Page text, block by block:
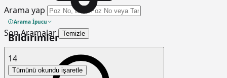
Arama yap
Arama İpucu
Son Aramalar Temizle
Bildirimler
14
Tümünü okundu işaretle